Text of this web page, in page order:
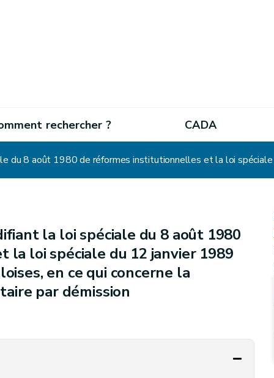
rechercher ? CADA
la loi spéciale du 8 août 1980
loi spéciale du 12 janvier 1989
en ce qui concerne la
par démission